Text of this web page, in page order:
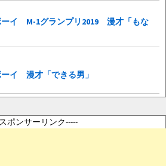
ーイ M-1グランプリ2019 漫才「もな
ーイ 漫才「できる男」
ポンサーリンク-----